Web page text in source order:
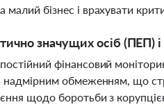
бізнес і врахувати
значущих осіб (ПЕП)
фінансовий
обмеженням, що
щодо боротьби з